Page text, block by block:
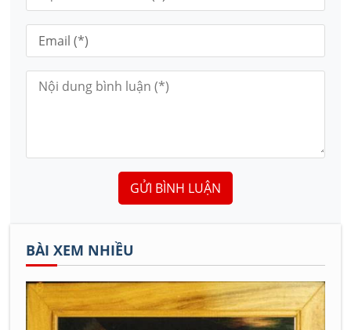
GỬI BÌNH LUẬN
BÀI XEM NHIỀU